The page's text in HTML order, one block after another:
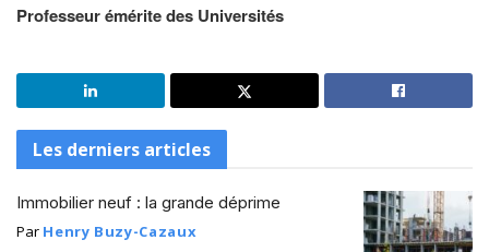
Professeur émérite des Universités
Les derniers articles
Immobilier neuf : la grande déprime
Par Henry Buzy-Cazaux